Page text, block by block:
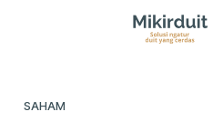
SAHAM